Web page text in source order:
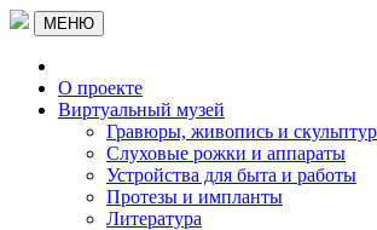
МЕНЮ
О проекте
Виртуальный музей
Гравюры, живопись и
Слуховые рожки и аппараты
Устройства для быта и работы
Протезы и импланты
Литература